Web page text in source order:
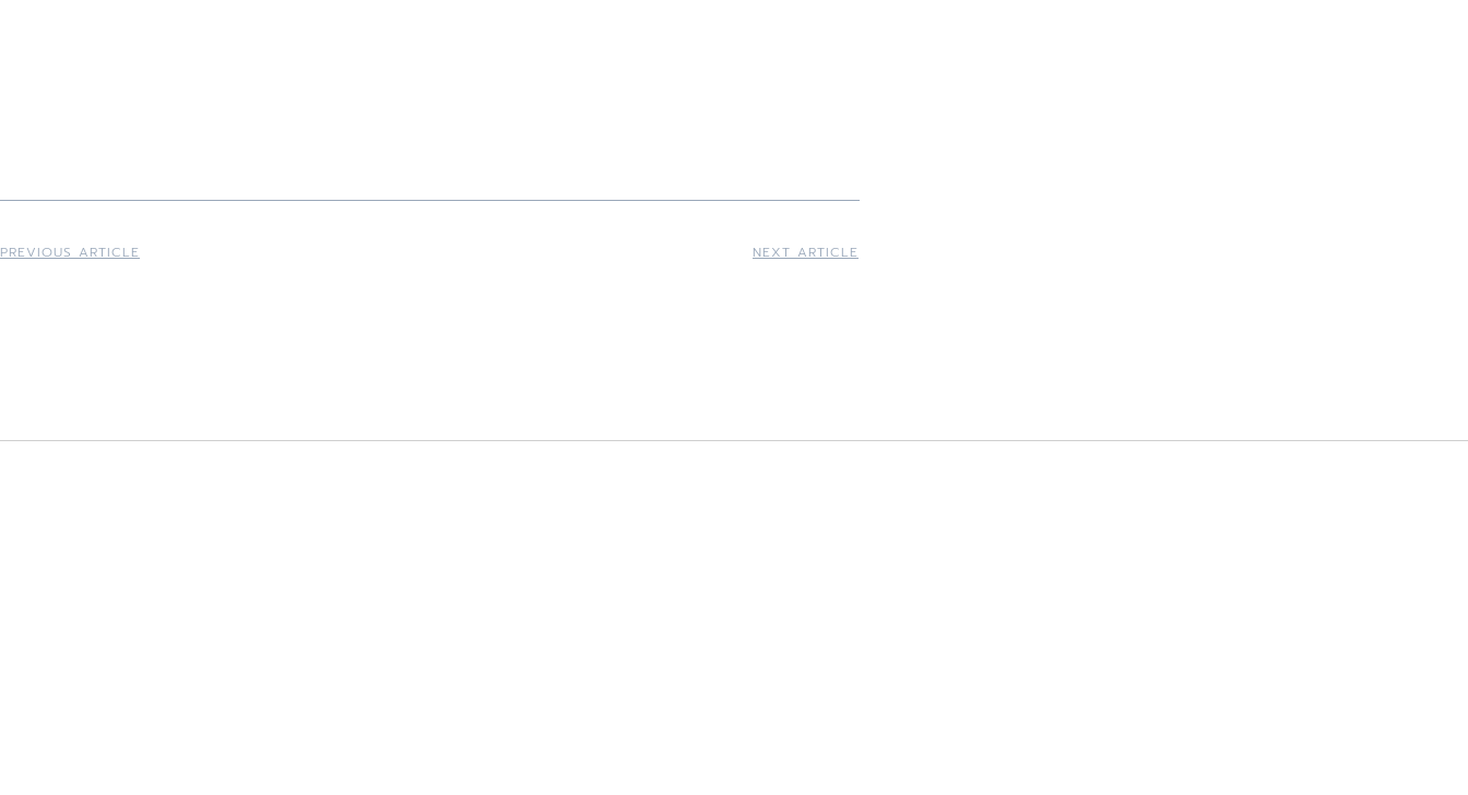
PREVIOUS ARTICLE NEXT ARTICLE